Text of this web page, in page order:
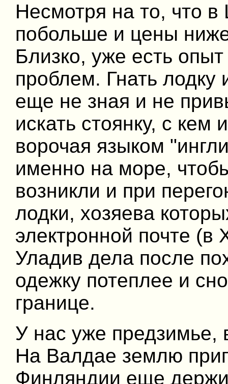
Несмотря на то, что
побольше и цены
Близко, уже есть
проблем. Гнать лодку
еще не зная и не
искать стоянку, с кем
ворочая языком
именно на море,
возникли и при
лодки, хозяева
электронной почте
Уладив дела после
одежку потеплее и
границе.
У нас уже предзимье,
На Валдае землю
Финляндии еще